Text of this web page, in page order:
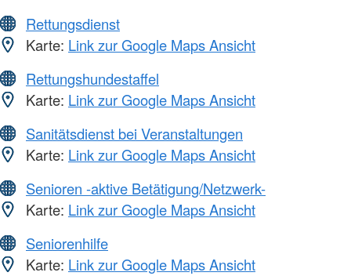
Rettungsdienst
Karte: Link zur Google Maps Ansicht
Rettungshundestaffel
Karte: Link zur Google Maps Ansicht
Sanitätsdienst bei Veranstaltungen
Karte: Link zur Google Maps Ansicht
Senioren -aktive Betätigung/Netzwerk-
Karte: Link zur Google Maps Ansicht
Seniorenhilfe
Karte: Link zur Google Maps Ansicht